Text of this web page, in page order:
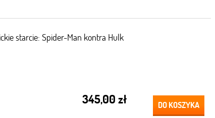
starcie: Spider-Man kontra Hulk
345,00 zł DO KOSZYKA